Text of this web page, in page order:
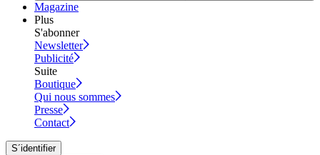
Magazine
Plus
S'abonner
Newsletter
Publicité
Suite
Boutique
Qui nous sommes
Presse
Contact
S´identifier